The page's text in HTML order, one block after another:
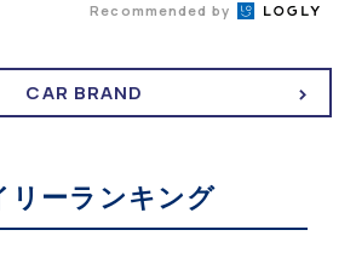
Recommended by
CAR BRAND
リーランキング